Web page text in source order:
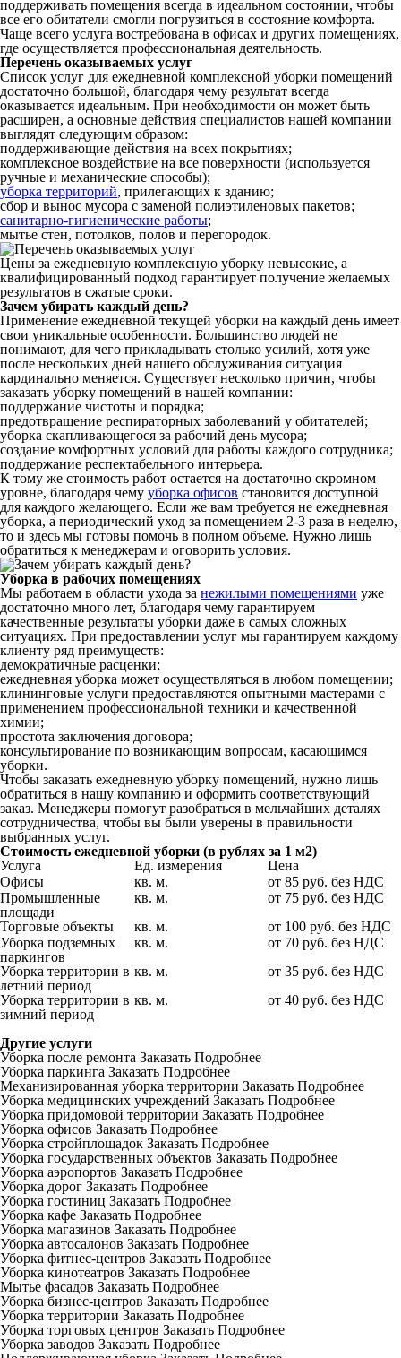
поддерживать помещения всегда в идеальном состоянии, чтобы
все его обитатели смогли погрузиться в состояние комфорта.
Чаще всего услуга востребована в офисах и других помещениях,
где осуществляется профессиональная деятельность.
Перечень оказываемых услуг
Список услуг для ежедневной комплексной уборки помещений
достаточно большой, благодаря чему результат всегда
оказывается идеальным. При необходимости он может быть
расширен, а основные действия специалистов нашей компании
выглядят следующим образом:
поддерживающие действия на всех покрытиях;
комплексное воздействие на все поверхности (используется
ручные и механические способы);
уборка территорий, прилегающих к зданию;
сбор и вынос мусора с заменой полиэтиленовых пакетов;
санитарно-гигиенические работы;
мытье стен, потолков, полов и перегородок.
Цены за ежедневную комплексную уборку невысокие, а
квалифицированный подход гарантирует получение желаемых
результатов в сжатые сроки.
Зачем убирать каждый день?
Применение ежедневной текущей уборки на каждый день имеет
свои уникальные особенности. Большинство людей не
понимают, для чего прикладывать столько усилий, хотя уже
после нескольких дней нашего обслуживания ситуация
кардинально меняется. Существует несколько причин, чтобы
заказать уборку помещений в нашей компании:
поддержание чистоты и порядка;
предотвращение респираторных заболеваний у обитателей;
уборка скапливающегося за рабочий день мусора;
создание комфортных условий для работы каждого сотрудника;
поддержание респектабельного интерьера.
К тому же стоимость работ остается на достаточно скромном
уровне, благодаря чему уборка офисов становится доступной
для каждого желающего. Если же вам требуется не ежедневная
уборка, а периодический уход за помещением 2-3 раза в неделю,
то и здесь мы готовы помочь в полном объеме. Нужно лишь
обратиться к менеджерам и оговорить условия.
Уборка в рабочих помещениях
Мы работаем в области ухода за нежилыми помещениями уже
достаточно много лет, благодаря чему гарантируем
качественные результаты уборки даже в самых сложных
ситуациях. При предоставлении услуг мы гарантируем каждому
клиенту ряд преимуществ:
демократичные расценки;
ежедневная уборка может осуществляться в любом помещении;
клининговые услуги предоставляются опытными мастерами с
применением профессиональной техники и качественной
химии;
простота заключения договора;
консультирование по возникающим вопросам, касающимся
уборки.
Чтобы заказать ежедневную уборку помещений, нужно лишь
обратиться в нашу компанию и оформить соответствующий
заказ. Менеджеры помогут разобраться в мельчайших деталях
сотрудничества, чтобы вы были уверены в правильности
выбранных услуг.
Стоимость ежедневной уборки (в рублях за 1 м2)
Услуга
Ед. измерения
Цена
Офисы
кв. м.
от 85 руб. без НДС
Промышленные
площади
кв. м.
от 75 руб. без НДС
Торговые объекты
кв. м.
от 100 руб. без НДС
Уборка подземных
паркингов
кв. м.
от 70 руб. без НДС
Уборка территории в
летний период
кв. м.
от 35 руб. без НДС
Уборка территории в
зимний период
кв. м. от 40 руб. без НДС
Другие услуги
Уборка после ремонта Заказать Подробнее
Уборка паркинга Заказать Подробнее
Механизированная уборка территории Заказать Подробнее
Уборка медицинских учреждений Заказать Подробнее
Уборка придомовой территории Заказать Подробнее
Уборка офисов Заказать Подробнее
Уборка стройплощадок Заказать Подробнее
Уборка государственных объектов Заказать Подробнее
Уборка аэропортов Заказать Подробнее
Уборка дорог Заказать Подробнее
Уборка гостиниц Заказать Подробнее
Уборка кафе Заказать Подробнее
Уборка магазинов Заказать Подробнее
Уборка автосалонов Заказать Подробнее
Уборка фитнес-центров Заказать Подробнее
Уборка кинотеатров Заказать Подробнее
Мытье фасадов Заказать Подробнее
Уборка бизнес-центров Заказать Подробнее
Уборка территории Заказать Подробнее
Уборка торговых центров Заказать Подробнее
Уборка заводов Заказать Подробнее